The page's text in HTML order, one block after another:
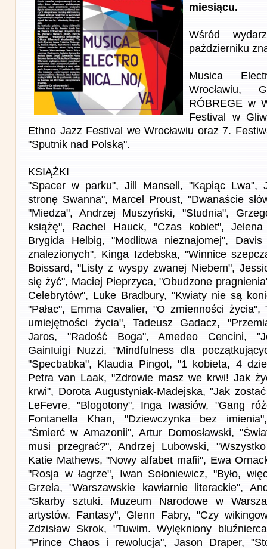
miesiącu.
Wśród
październiku
Musica
Wrocławiu,
RÓBREGE w
Festival w
Ethno Jazz Festival we Wrocławiu oraz 7.
"Sputnik nad Polską".
KSIĄŻKI
"Spacer w parku", Jill Mansell, "Kąpiąc Lwa",
stronę Swanna", Marcel Proust, "Dwanaście
"Miedza", Andrzej Muszyński, "Studnia",
książę", Rachel Hauck, "Czas kobiet", Jelena
Brygida Helbig, "Modlitwa nieznajomej",
znalezionych", Kinga Izdebska, "Winnice
Boissard, "Listy z wyspy zwanej Niebem",
się żyć", Maciej Pieprzyca, "Obudzone
Celebrytów", Luke Bradbury, "Kwiaty nie są
"Pałac", Emma Cavalier, "O zmienności życia",
umiejętności życia", Tadeusz Gadacz,
Jaros, "Radość Boga", Amedeo Cencini,
GainIuigi Nuzzi, "Mindfulness dla
"Specbabka", Klaudia Pingot, "1 kobieta, 4
Petra van Laak, "Zdrowie masz we krwi! Jak
krwi", Dorota Augustyniak-Madejska, "Jak
LeFevre, "Blogotony", Inga Iwasiów, "Gang
Fontanella Khan, "Dziewczynka bez
"Śmierć w Amazonii", Artur Domosławski,
musi przegrać?", Andrzej Lubowski,
Katie Mathews, "Nowy alfabet mafii", Ewa
"Rosja w łagrze", Iwan Sołoniewicz, "Było,
Grzela, "Warszawskie kawiarnie literackie",
"Skarby sztuki. Muzeum Narodowe w
artystów. Fantasy", Glenn Fabry, "Czy
Zdzisław Skrok, "Tuwim. Wylękniony
"Prince Chaos i rewolucja", Jason Draper,